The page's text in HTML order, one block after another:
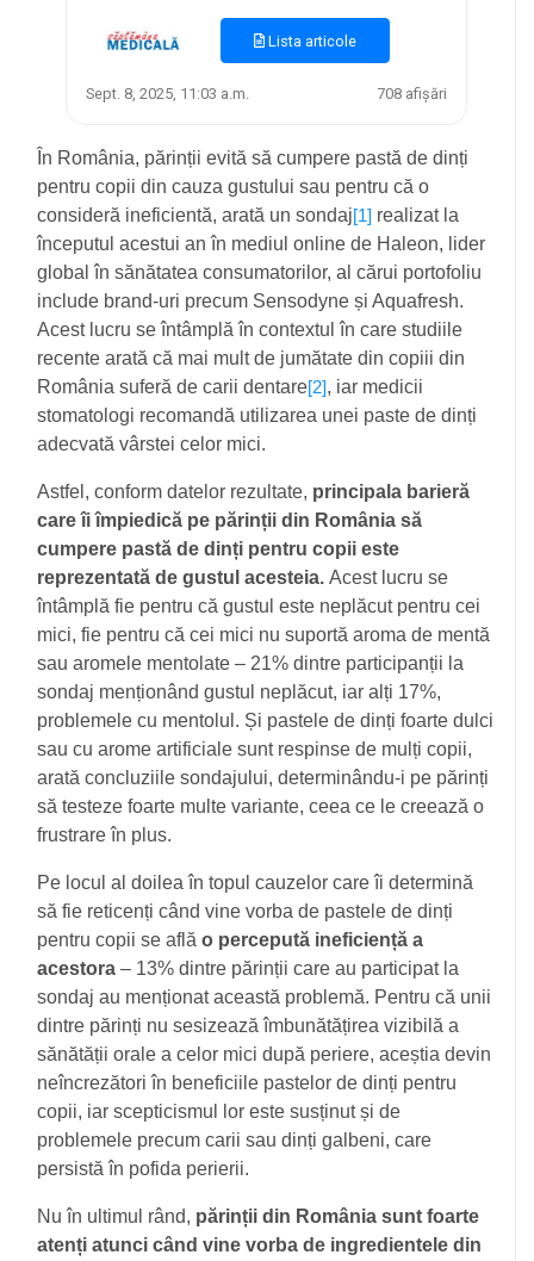
Lista articole
Sept. 8, 2025, 11:03 a.m. 708 afișări
În România, părinții evită să cumpere pastă de dinți
pentru copii din cauza gustului sau pentru că o
consideră ineficientă, arată un sondaj[1] realizat la
începutul acestui an în mediul online de Haleon, lider
global în sănătatea consumatorilor, al cărui portofoliu
include brand-uri precum Sensodyne și Aquafresh.
Acest lucru se întâmplă în contextul în care studiile
recente arată că mai mult de jumătate din copiii din
România suferă de carii dentare[2], iar medicii
stomatologi recomandă utilizarea unei paste de dinți
adecvată vârstei celor mici.
Astfel, conform datelor rezultate, principala barieră
care îi împiedică pe părinții din România să
cumpere pastă de dinți pentru copii este
reprezentată de gustul acesteia. Acest lucru se
întâmplă fie pentru că gustul este neplăcut pentru cei
mici, fie pentru că cei mici nu suportă aroma de mentă
sau aromele mentolate – 21% dintre participanții la
sondaj menționând gustul neplăcut, iar alți 17%,
problemele cu mentolul. Și pastele de dinți foarte dulci
sau cu arome artificiale sunt respinse de mulți copii,
arată concluziile sondajului, determinându-i pe părinți
să testeze foarte multe variante, ceea ce le creează o
frustrare în plus.
Pe locul al doilea în topul cauzelor care îi determină
să fie reticenți când vine vorba de pastele de dinți
pentru copii se află o percepută ineficiență a
acestora – 13% dintre părinții care au participat la
sondaj au menționat această problemă. Pentru că unii
dintre părinți nu sesizează îmbunătățirea vizibilă a
sănătății orale a celor mici după periere, aceștia devin
neîncrezători în beneficiile pastelor de dinți pentru
copii, iar scepticismul lor este susținut și de
problemele precum carii sau dinți galbeni, care
persistă în pofida perierii.
Nu în ultimul rând, părinții din România sunt foarte
atenți atunci când vine vorba de ingredientele din